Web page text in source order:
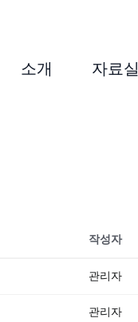
소개 자료실
작성자
관리자
관리자